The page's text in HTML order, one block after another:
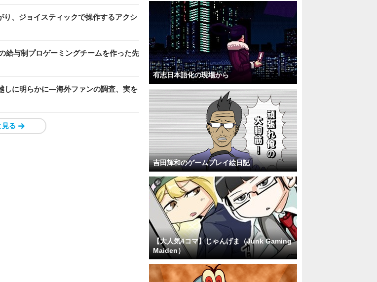
、ジョイスティックで操作するアクシ
給与制プロゲーミングチームを作った先
しに明らかに―海外ファンの調査、実を
見る
有志日本語化の現場から
吉田輝和のゲームプレイ絵日記
【大人気4コマ】じゃんげま（Junk Gaming
Maiden）